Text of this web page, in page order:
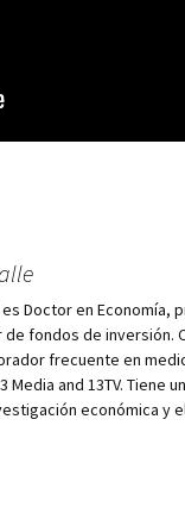
es Doctor en Economía,
fondos de inversión.
frecuente en
Media and 13TV. Tiene
económica y el